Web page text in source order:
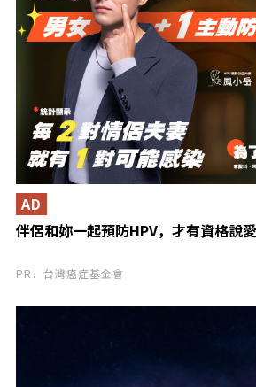
伴侶和妳一起預防HPV，才有資格說
AD
PR．台灣癌症基金會